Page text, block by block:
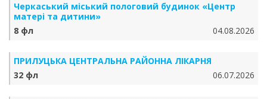
Черкаський міський пологовий будинок «Центр
матері та дитини»
8 фл
04.08.2026
ПРИЛУЦЬКА ЦЕНТРАЛЬНА РАЙОННА ЛІКАРНЯ
32 фл
06.07.2026